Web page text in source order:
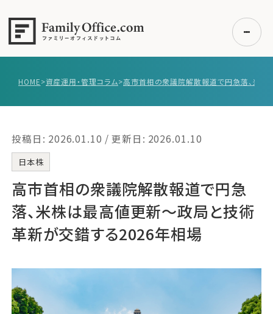
事例紹介
無料講座
コラム
利用者の声
HOME>資産運用・管理コラム>
投稿日: 2026.01.10 / 更新日: 2026.01.10
日本株
高市首相の衆議院解散報道で円急
落、米株は最高値更新～政局と技術
革新が交錯する2026年相場